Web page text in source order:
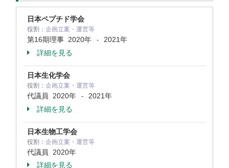
日本ペプチド学会
役割： 企画立案・運営等
第16期理事 2020年 -
2021年
詳細を見る
日本生化学会
役割： 企画立案・運営等
代議員 2020年 -
2021年
詳細を見る
日本生物工学会
役割： 企画立案・運営等
代議員 2020年
詳細を見る